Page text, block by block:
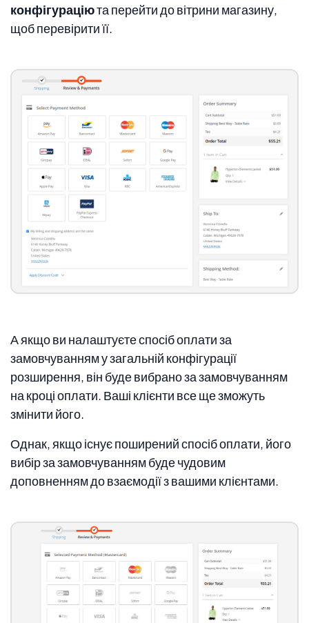
конфігураціюта перейти до вітрини магазину,
щоб перевірити її.
А якщо ви налаштуєте спосіб оплати за
замовчуванням у загальній конфігурації
розширення, він буде вибрано за замовчуванням
на кроці оплати. Ваші клієнти все ще зможуть
змінити його.
Однак, якщо існує поширений спосіб оплати, його
вибір за замовчуванням буде чудовим
доповненням до взаємодії з вашими клієнтами.